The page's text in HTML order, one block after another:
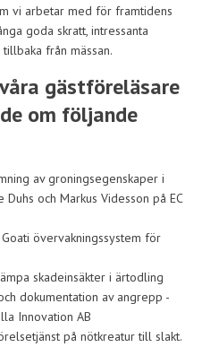
vi arbetar med för framtidens
goda skratt, intressanta
från mässan.
gästföreläsare
om följande
av groningsegenskaper i
och Markus Videsson på EC
övervakningssystem för
skadeinsäkter i ärtodling
dokumentation av angrepp -
Innovation AB
på nötkreatur till slakt.